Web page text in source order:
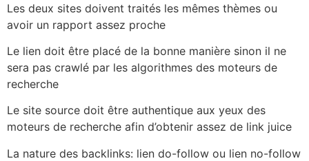
Les deux sites doivent traités les mêmes thèmes ou
avoir un rapport assez proche
Le lien doit être placé de la bonne manière sinon il ne
sera pas crawlé par les algorithmes des moteurs de
recherche
Le site source doit être authentique aux yeux des
moteurs de recherche afin d’obtenir assez de link juice
La nature des backlinks: lien do-follow ou lien no-follow